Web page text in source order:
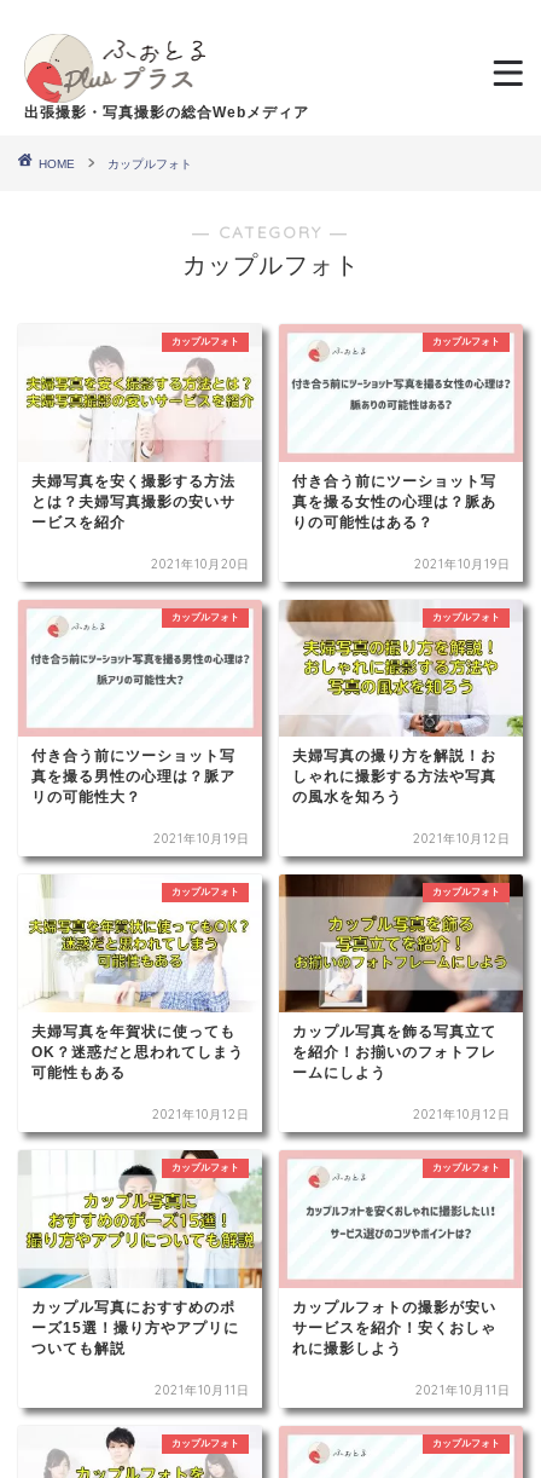
出張撮影・写真撮影の総合Webメディア
HOME カップルフォト
― CATEGORY ―
カップルフォト
カップルフォト
夫婦写真を安く撮影する方法
とは？夫婦写真撮影の安いサ
ービスを紹介
2021年10月20日
カップルフォト
付き合う前にツーショット写
真を撮る女性の心理は？脈あ
りの可能性はある？
2021年10月19日
カップルフォト
付き合う前にツーショット写
真を撮る男性の心理は？脈ア
リの可能性大？
2021年10月19日
カップルフォト
夫婦写真の撮り方を解説！お
しゃれに撮影する方法や写真
の風水を知ろう
2021年10月12日
カップルフォト
夫婦写真を年賀状に使っても
OK？迷惑だと思われてしまう
可能性もある
2021年10月12日
カップルフォト
カップル写真を飾る写真立て
を紹介！お揃いのフォトフレ
ームにしよう
2021年10月12日
カップルフォト
カップル写真におすすめのポ
ーズ15選！撮り方やアプリに
ついても解説
2021年10月11日
カップルフォト
カップルフォトの撮影が安い
サービスを紹介！安くおしゃ
れに撮影しよう
2021年10月11日
カップルフォト カップルフォト